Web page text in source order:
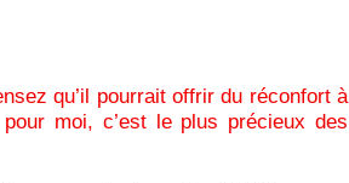
qu’il pourrait offrir du réconfort à
moi, c’est le plus précieux des